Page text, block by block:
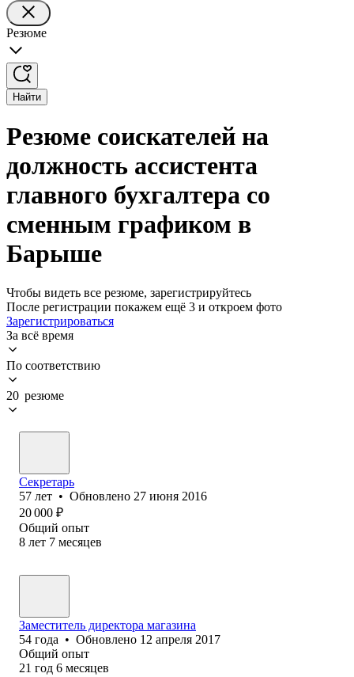
Резюме
Найти
Резюме соискателей на
должность ассистента
главного бухгалтера со
сменным графиком в
Барыше
Чтобы видеть все резюме, зарегистрируйтесь
После регистрации покажем ещё 3 и откроем фото
Зарегистрироваться
За всё время
По соответствию
20 резюме
Секретарь
57 лет • Обновлено 27 июня 2016
20 000 ₽
Общий опыт
8 лет 7 месяцев
Заместитель директора магазина
54 года • Обновлено 12 апреля 2017
Общий опыт
21 год 6 месяцев